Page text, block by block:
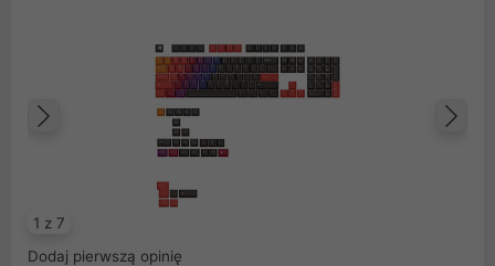
1 z 7
Poprzedni
Dodaj pierwszą opinię